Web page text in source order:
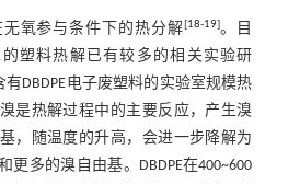
氧参与条件下的热分解[18-19]。目
的塑料热解已有较多的相关实验研
有DBDPE电子废塑料的实验室规模热
是热解过程中的主要反应，产生溴
，随温度的升高，会进一步降解为
更多的溴自由基。DBDPE在400~600